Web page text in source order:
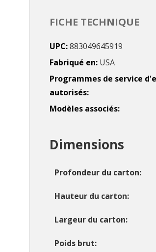
FICHE TECHNIQUE
UPC 883049645919
Fabriqué en USA
Programmes de service
autorisés
Modèles associés
Dimensions
Profondeur du carton
Hauteur du carton
Largeur du carton
Poids brut